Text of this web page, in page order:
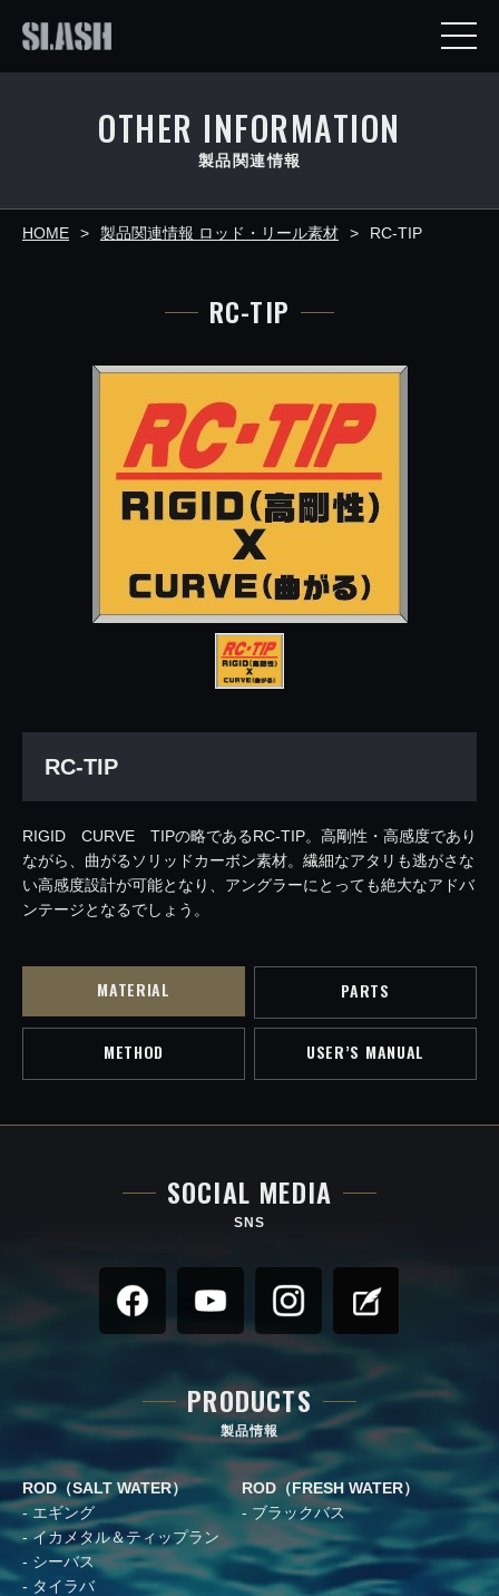
OTHER INFORMATION
製品関連情報
HOME 製品関連情報 ロッド・リール素材 RC-TIP
RC-TIP
RC-TIP
RIGID CURVE TIPの略であるRC-TIP。高剛性・高感度であり
ながら、曲がるソリッドカーボン素材。繊細なアタリも逃がさな
い高感度設計が可能となり、アングラーにとっても絶大なアドバ
ンテージとなるでしょう。
MATERIAL PARTS
METHOD USER’S MANUAL
SOCIAL MEDIA
SNS
PRODUCTS
製品情報
ROD（SALT WATER）
エギング
イカメタル＆ティップラン
シーバス
タイラバ
ROD（FRESH WATER）
ブラックバス